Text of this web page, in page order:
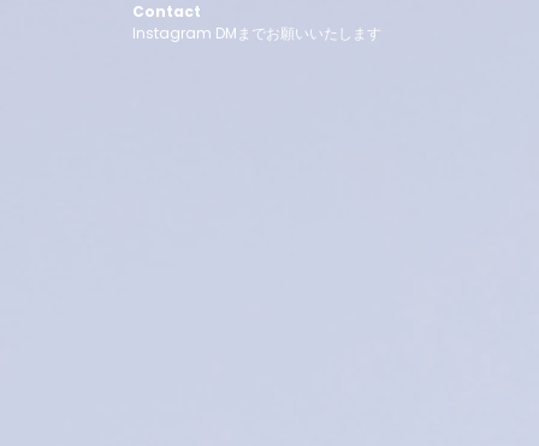
Contact
Instagram DMまでお願いいたします